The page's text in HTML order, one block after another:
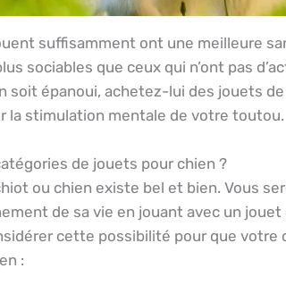
suffisamment ont une meilleure
sociables que ceux qui n’ont pas
soit épanoui, achetez-lui des jouets
la stimulation mentale de votre toutou.
de jouets pour chien ?
ou chien existe bel et bien. Vous
de sa vie en jouant avec un
cette possibilité pour que
: